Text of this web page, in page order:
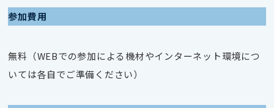
参加費用
無料（WEBでの参加による機材やインターネット環境につ
いては各自でご準備ください）